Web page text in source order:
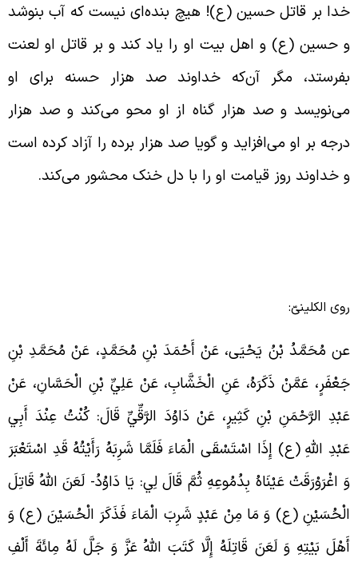
بر قاتل حسین (ع)! هیچ بنده‌ای نیست که آب بنوشد
حسین (ع) و اهل بیت او را یاد کند و بر قاتل او لعنت
مگر آن‌که خداوند صد هزار حسنه برای او
و صد هزار گناه از او محو می‌کند و صد هزار
بر او می‌افزاید و گویا صد هزار برده را آزاد کرده است
خداوند روز قیامت او را با دل خنک محشور می‌کند.
الکلینیّ:
مُحَمَّدُ بْنُ يَحْيَى، عَنْ أَحْمَدَ بْنِ مُحَمَّدٍ، عَنْ مُحَمَّدِ بْنِ
عَمَّنْ ذَكَرَهُ، عَنِ الْخَشَّابِ، عَنْ عَلِيِّ بْنِ الْحَسَّانِ، عَنْ
الرَّحْمَنِ بْنِ كَثِيرٍ، عَنْ دَاوُدَ الرَّقِّيِّ قَالَ: كُنْتُ عِنْدَ أَبِي
اللَّهِ (ع) إِذَا اسْتَسْقَى الْمَاءَ فَلَمَّا شَرِبَهُ رَأَيْتُهُ قَدِ اسْتَعْبَرَ
اغْرَوْرَقَتْ عَيْنَاهُ بِدُمُوعِهِ ثُمَّ قَالَ لِي: يَا دَاوُدُ- لَعَنَ اللَّهُ قَاتِلَ
(ع) وَ مَا مِنْ عَبْدٍ شَرِبَ الْمَاءَ فَذَكَرَ الْحُسَيْنَ (ع) وَ
بَيْتِهِ وَ لَعَنَ قَاتِلَهُ إِلَّا كَتَبَ اللَّهُ عَزَّ وَ جَلَّ لَهُ مِائَةَ أَلْفِ